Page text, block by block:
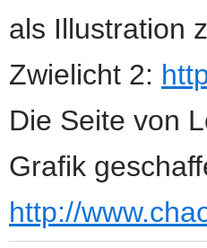
als Illustration
Zwielicht 2:
Die Seite von
Grafik
http://